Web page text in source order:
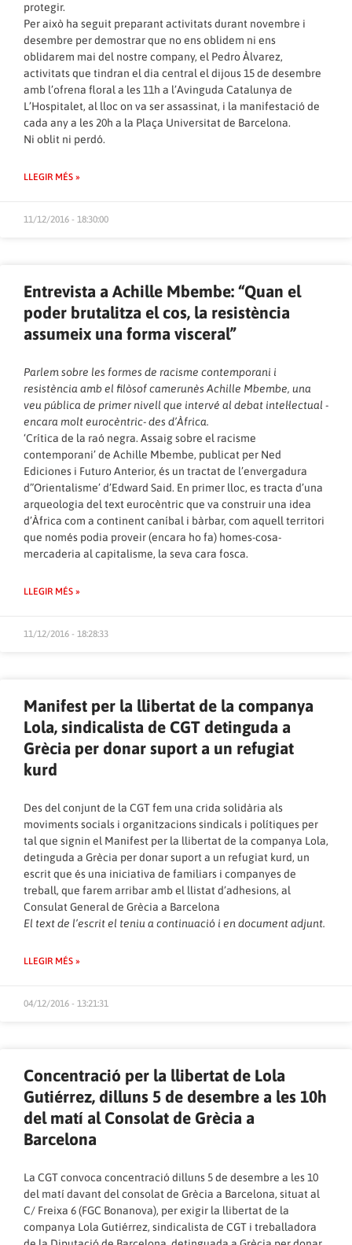
protegir.
Per això ha seguit preparant activitats durant novembre i
desembre per demostrar que no ens oblidem ni ens
oblidarem mai del nostre company, el Pedro Àlvarez,
activitats que tindran el dia central el dijous 15 de desembre
amb l’ofrena floral a les 11h a l’Avinguda Catalunya de
L’Hospitalet, al lloc on va ser assassinat, i la manifestació de
cada any a les 20h a la Plaça Universitat de Barcelona.
Ni oblit ni perdó.
LLEGIR MÉS »
11/12/2016 - 18:30:00
Entrevista a Achille Mbembe: “Quan el
poder brutalitza el cos, la resistència
assumeix una forma visceral”
Parlem sobre les formes de racisme contemporani i
resistència amb el filòsof camerunès Achille Mbembe, una
veu pública de primer nivell que intervé al debat intel·lectual -
encara molt eurocèntric- des d’Àfrica.
‘Crítica de la raó negra. Assaig sobre el racisme
contemporani’ de Achille Mbembe, publicat per Ned
Ediciones i Futuro Anterior, és un tractat de l’envergadura
d”Orientalisme’ d’Edward Said. En primer lloc, es tracta d’una
arqueologia del text eurocèntric que va construir una idea
d’Àfrica com a continent caníbal i bàrbar, com aquell territori
que només podia proveir (encara ho fa) homes-cosa-
mercaderia al capitalisme, la seva cara fosca.
LLEGIR MÉS »
11/12/2016 - 18:28:33
Manifest per la llibertat de la companya
Lola, sindicalista de CGT detinguda a
Grècia per donar suport a un refugiat
kurd
Des del conjunt de la CGT fem una crida solidària als
moviments socials i organitzacions sindicals i polítiques per
tal que signin el Manifest per la llibertat de la companya Lola,
detinguda a Grècia per donar suport a un refugiat kurd, un
escrit que és una iniciativa de familiars i companyes de
treball, que farem arribar amb el llistat d’adhesions, al
Consulat General de Grècia a Barcelona
El text de l’escrit el teniu a continuació i en document adjunt.
LLEGIR MÉS »
04/12/2016 - 13:21:31
Concentració per la llibertat de Lola
Gutiérrez, dilluns 5 de desembre a les 10h
del matí al Consolat de Grècia a
Barcelona
La CGT convoca concentració dilluns 5 de desembre a les 10
del matí davant del consolat de Grècia a Barcelona, situat al
C/ Freixa 6 (FGC Bonanova), per exigir la llibertat de la
companya Lola Gutiérrez, sindicalista de CGT i treballadora